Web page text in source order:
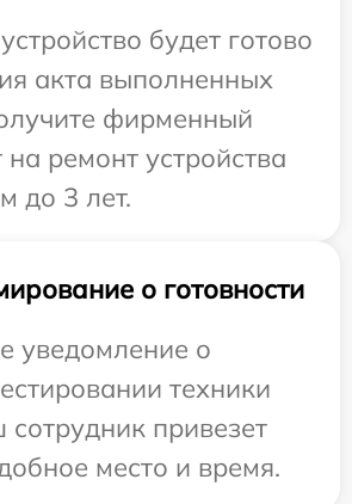
будет готово
акта выполненных
фирменный
ремонт устройства
до 3 лет.
о готовности
уведомление о
техники
привезет
место и время.